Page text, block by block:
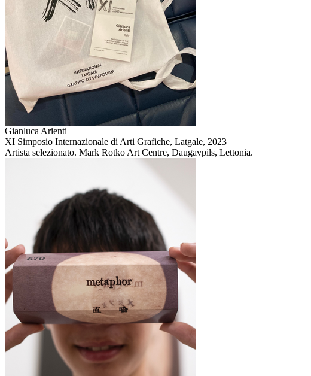
Gianluca Arienti
XI Simposio Internazionale di Arti Grafiche, Latgale, 2023
Artista selezionato. Mark Rotko Art Centre, Daugavpils, Lettonia.